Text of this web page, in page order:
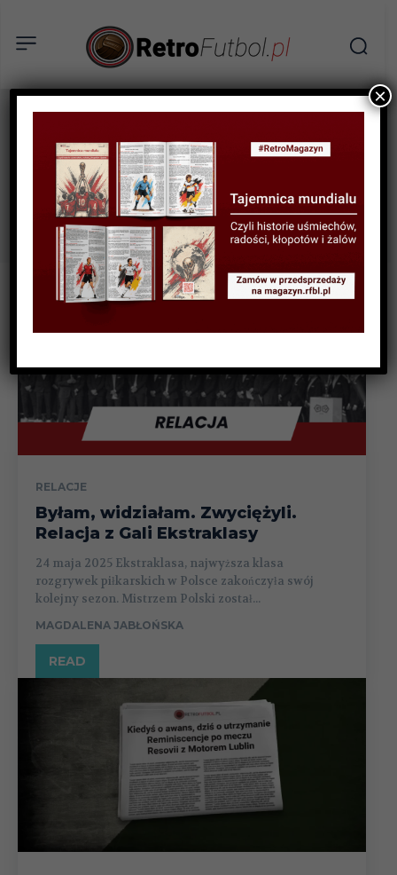
Tag: Raków
Częstochowa
RELACJE
Byłam, widziałam. Zwyciężyli.
Relacja z Gali Ekstraklasy
24 maja 2025 Ekstraklasa, najwyższa klasa
rozgrywek piłkarskich w Polsce zakończyła swój
kolejny sezon. Mistrzem Polski został...
MAGDALENA JABŁOŃSKA
READ
×